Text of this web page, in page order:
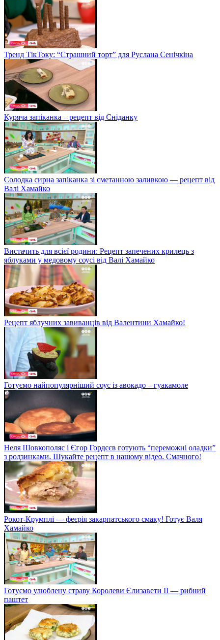
Тренд ТікТоку: “Страшний торт” для Руслана Сенічкіна
Куряча запіканка – рецепт від Сніданку
Солодка сирна запіканка зі сметанною заливкою — рецепт від
Валі Хамайко
Вистачить для всієї родини: Рецепт запечених крилець з
яблуками у медовому соусі від Валі Хамайко
Рецепт яблучних завиванців від Валентини Хамайко!
Готуємо найпопулярніший соус із авокадо – гуакамоле
Неля Шовкополяс і Єгор Гордєєв готують “переможні оладки”
з родзинками. Шукайте рецепт в нашому відео. Смачного!
Рокот-Крумплі — феєрія закарпатського смаку! Готує Валя
Хамайко
Готуємо улюблену страву Королеви Єлизавети II — рибний
паштет